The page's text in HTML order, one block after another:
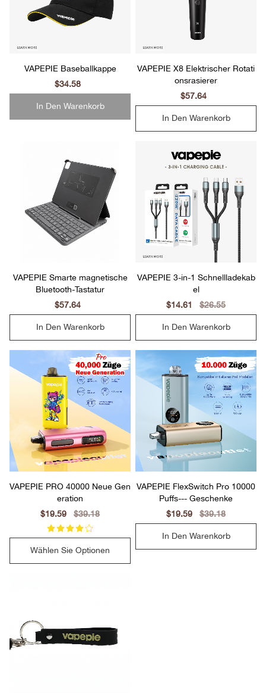
VAPEPIE Baseballkappe
Sale
price
$34.58
price
In Den Warenkorb
VAPEPIE X8 Elektrischer Rotati
onsrasierer
Sale
price
$57.64
price
In Den Warenkorb
VAPEPIE Smarte magnetische
Bluetooth-Tastatur
Sale
price
$57.64
price
In Den Warenkorb
VAPEPIE 3-in-1 Schnellladekab
el
Sale
price
$14.61
Regular
price
$26.55
In Den Warenkorb
VAPEPIE PRO 40000 Neue Gen
eration
Sale
price
$19.59
Regular
price
$39.18
Wählen Sie Optionen
VAPEPIE FlexSwitch Pro 10000
Puffs--- Geschenke
Sale
price
$19.59
Regular
price
$39.18
In Den Warenkorb